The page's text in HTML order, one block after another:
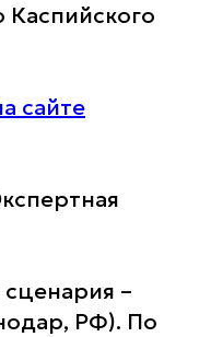
сайте
–
РФ). По